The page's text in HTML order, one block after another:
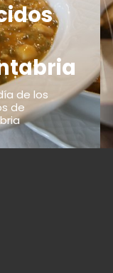
de los
de